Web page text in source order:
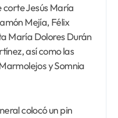
corte Jesús María
Mejía, Félix
María Dolores Durán
así como las
y Somnia
colocó un pin